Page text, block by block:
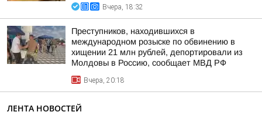
Вчера, 18:32
Преступников, находившихся в
международном розыске по обвинению в
хищении 21 млн рублей, депортировали из
Молдовы в Россию, сообщает МВД РФ
Вчера, 20:18
ЛЕНТА НОВОСТЕЙ